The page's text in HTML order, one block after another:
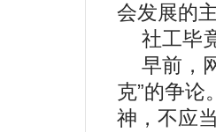
会发展的
社工毕
早前，
克”的争论
神，不应